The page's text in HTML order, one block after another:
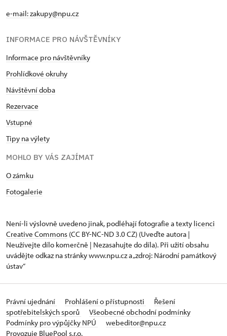
e-mail: zakupy@npu.cz
INFORMACE PRO NÁVŠTĚVNÍKY
Informace pro návštěvníky
Prohlídkové okruhy
Návštěvní doba
Rezervace
Vstupné
Tipy na výlety
MOHLO BY VÁS ZAJÍMAT
O zámku
Fotogalerie
Není-li výslovně uvedeno jinak, podléhají fotografie a texty licenci
Creative Commons (CC BY-NC-ND 3.0 CZ) (Uveďte autora |
Neužívejte dílo komerčně | Nezasahujte do díla). Při užití obsahu
uvádějte odkaz na stránky www.npu.cz a „zdroj: Národní památkový
ústav“
Právní ujednání Prohlášení o přístupnosti
Řešení
spotřebitelských sporů
Všeobecné obchodní podmínky
Podmínky pro výpůjčky NPÚ
webeditor@npu.cz
Provozuje BluePool s.r.o.